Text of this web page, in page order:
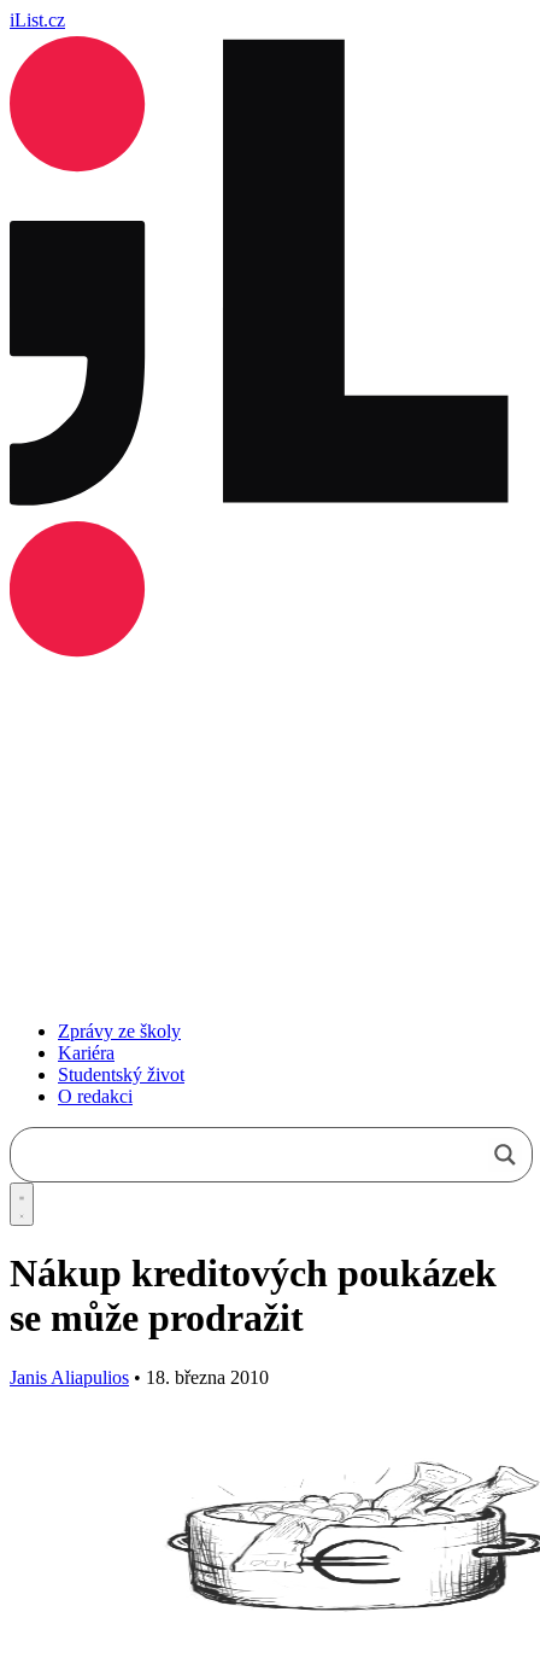
iList.cz
Zprávy ze školy
Kariéra
Studentský život
O redakci
Nákup kreditových poukázek
se může prodražit
Janis Aliapulios • 18. března 2010